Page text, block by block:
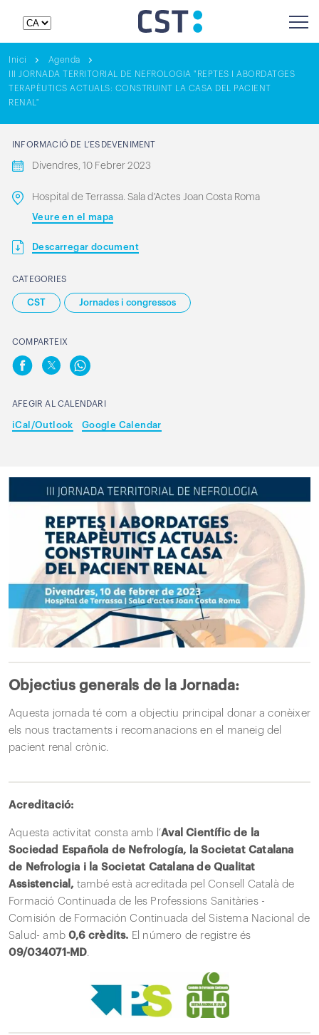
Inici
Agenda
III JORNADA TERRITORIAL DE NEFROLOGIA "REPTES I ABORDATGES
TERAPÈUTICS ACTUALS: CONSTRUINT LA CASA DEL PACIENT
RENAL"
INFORMACIÓ DE L’ESDEVENIMENT
Divendres, 10 Febrer 2023
Hospital de Terrassa. Sala d'Actes Joan Costa Roma
Veure en el mapa
Descarregar document
CATEGORIES
CST Jornades i congressos
COMPARTEIX
AFEGIR AL CALENDARI
iCal/Outlook Google Calendar
Objectius generals de la Jornada:
Aquesta jornada té com a objectiu principal donar a conèixer
els nous tractaments i recomanacions en el maneig del
pacient renal crònic.
Acreditació:
Aquesta activitat consta amb l’Aval Científic de la
Sociedad Española de Nefrología, la Societat Catalana
de Nefrologia i la Societat Catalana de Qualitat
Assistencial, també està acreditada pel Consell Català de
Formació Continuada de les Professions Sanitàries -
Comisión de Formación Continuada del Sistema Nacional de
Salud- amb0,6 crèdits. El número de registre és
09/034071-MD.